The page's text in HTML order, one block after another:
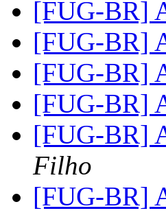
[FUG-BR]
[FUG-BR]
[FUG-BR]
[FUG-BR]
[FUG-BR]
Filho
[FUG-BR]